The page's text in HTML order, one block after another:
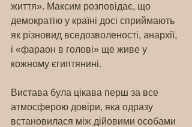
життя». Максим розповідає, що
демократію у країні досі сприймають
як різновид вседозволеності, анархії,
і «фараон в голові» ще живе у
кожному єгиптянині.
Вистава була цікава перш за все
атмосферою довіри, яка одразу
встановилася між дійовими особами